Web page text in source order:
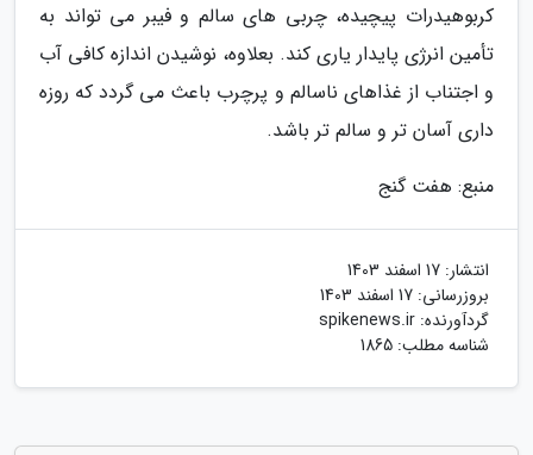
کربوهیدرات پیچیده، چربی های سالم و فیبر می تواند به
تأمین انرژی پایدار یاری کند. بعلاوه، نوشیدن اندازه کافی آب
و اجتناب از غذاهای ناسالم و پرچرب باعث می گردد که روزه
داری آسان تر و سالم تر باشد.
منبع: هفت گنج
انتشار: 17 اسفند 1403
بروزرسانی: 17 اسفند 1403
گردآورنده: spikenews.ir
شناسه مطلب: 1865